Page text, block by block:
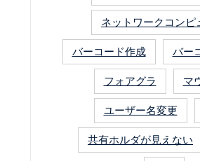
ネットワークコンピ
バーコード作成 バー
フォアグラ マ
ユーザー名変更
共有ホルダが見えない